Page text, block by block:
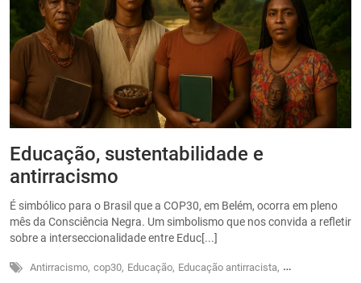
Educação, sustentabilidade e
antirracismo
É simbólico para o Brasil que a COP30, em Belém, ocorra em pleno
mês da Consciência Negra. Um simbolismo que nos convida a refletir
sobre a interseccionalidade entre Educ[...]
Antirracismo, cop30, Educação, Educação antirracista, Sustentabilidade